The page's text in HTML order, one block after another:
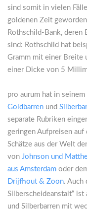
sind somit in vielen
goldenen Zeit
Rothschild-Bank, deren
sind: Rothschild hat
Gramm mit einer Breite
einer Dicke von 5
pro aurum hat in
Goldbarren und
separate Rubriken
geringen Aufpreisen
Schätze aus der Welt
von Johnson und
aus Amsterdam oder
Drijfhout & Zoon. Auch
Silberscheideanstalt“
und Silberbarren mit